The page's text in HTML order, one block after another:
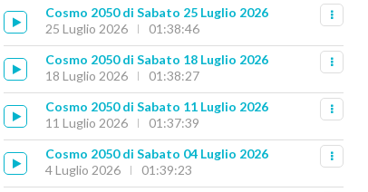
Cosmo 2050 di Sabato 25 Luglio 2026
25 Luglio 2026
01:38:46
Cosmo 2050 di Sabato 18 Luglio 2026
18 Luglio 2026
01:38:27
Cosmo 2050 di Sabato 11 Luglio 2026
11 Luglio 2026
01:37:39
Cosmo 2050 di Sabato 04 Luglio 2026
4 Luglio 2026
01:39:23